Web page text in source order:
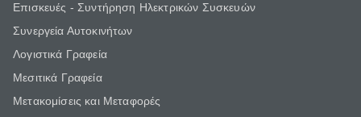
Επισκευές - Συντήρηση Ηλεκτρικών Συσκευών
Συνεργεία Αυτοκινήτων
Λογιστικά Γραφεία
Μεσιτικά Γραφεία
Μετακομίσεις και Μεταφορές